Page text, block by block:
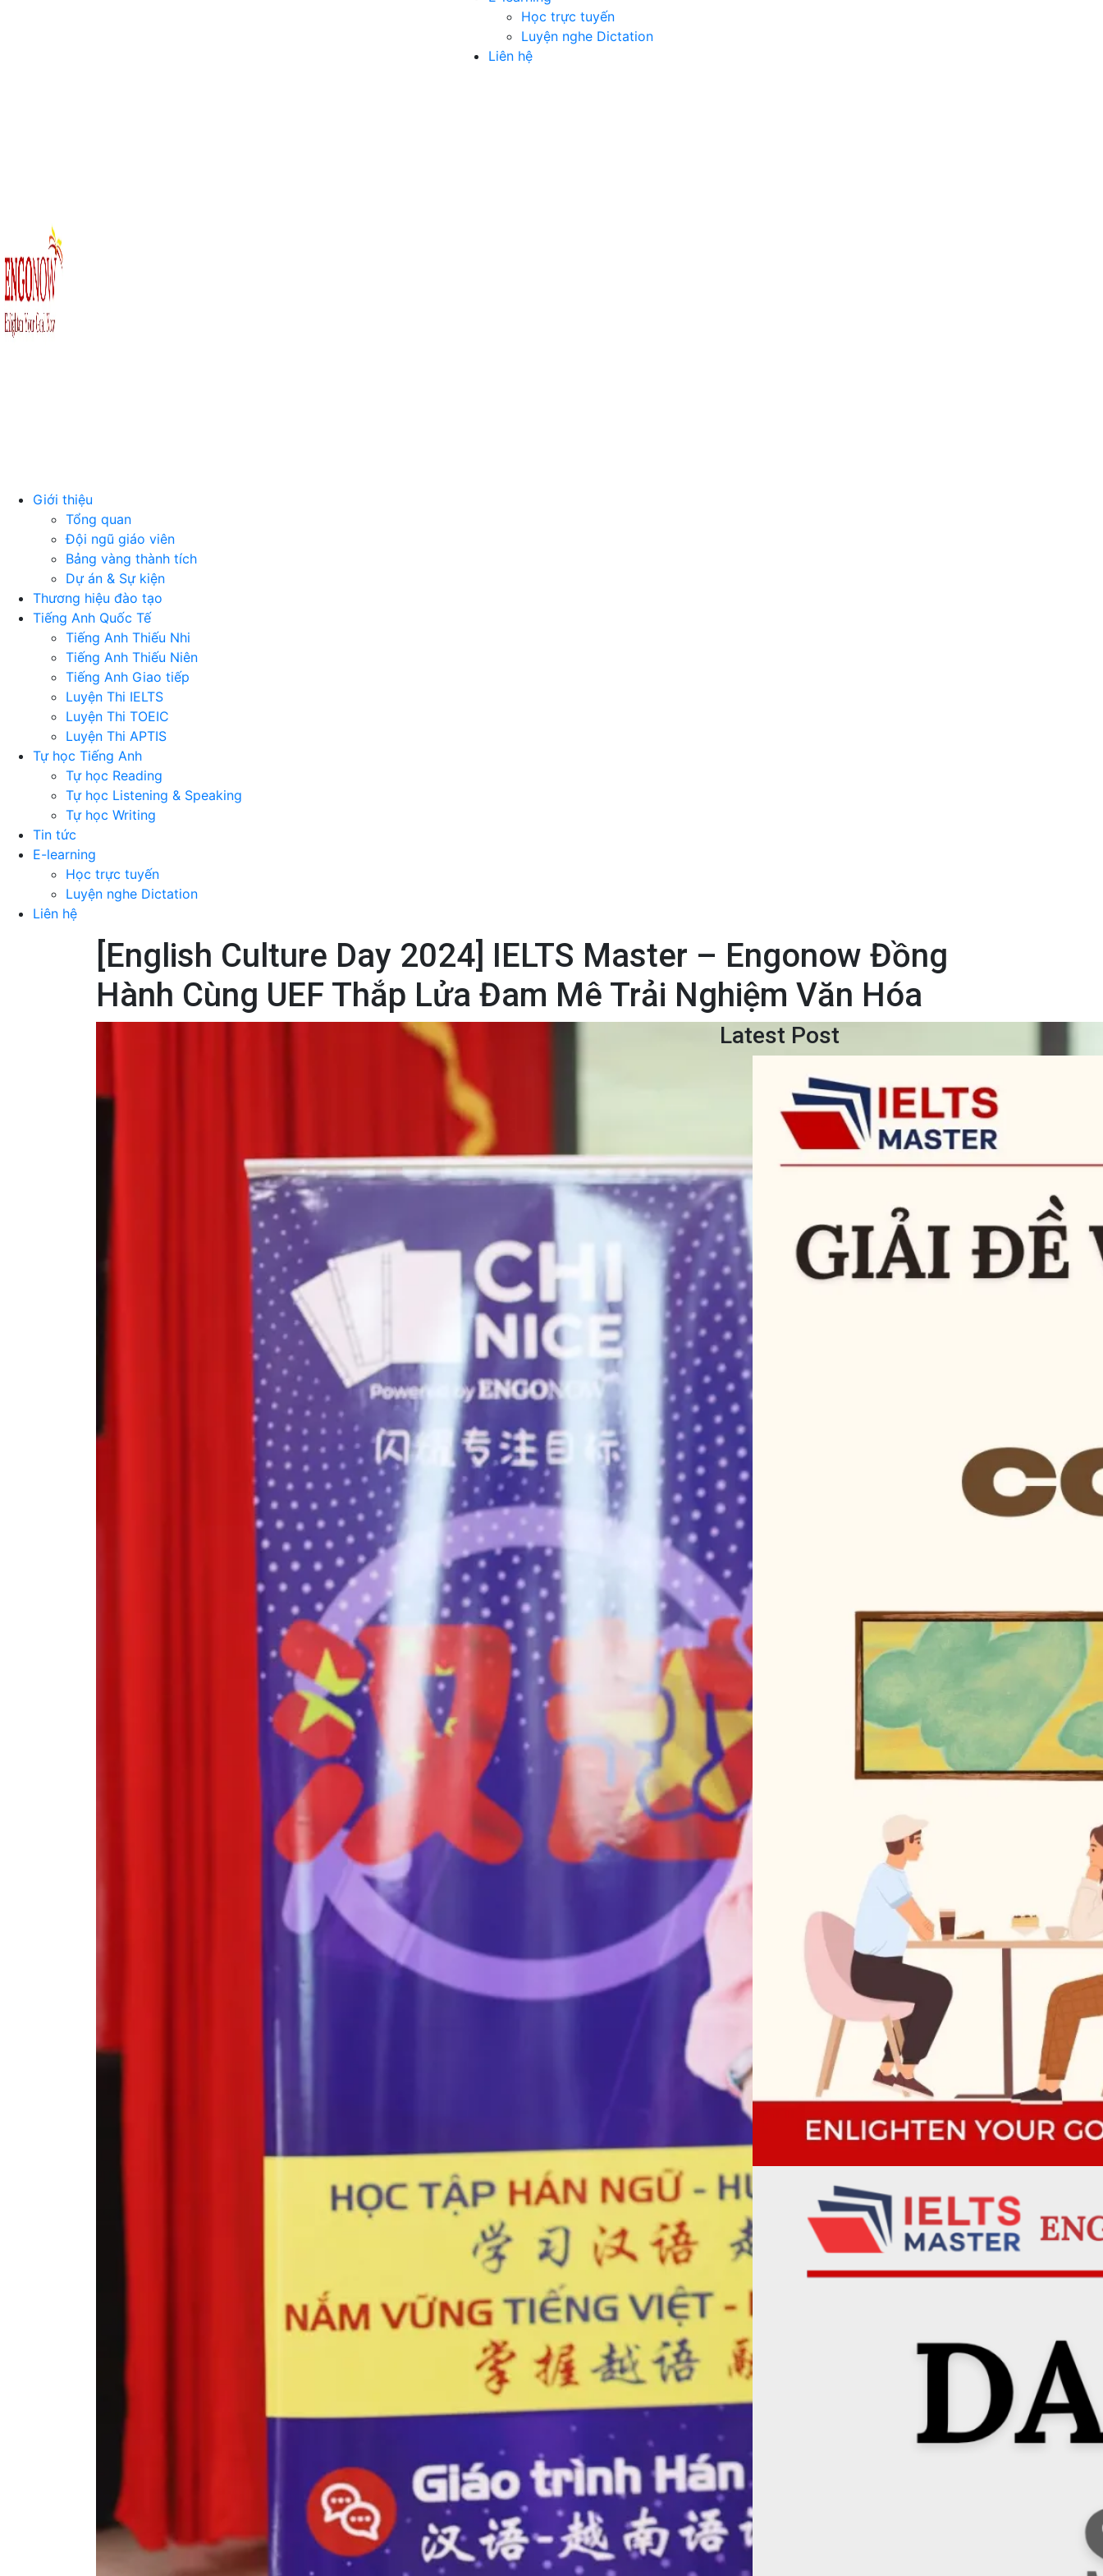
Học trực tuyến
Luyện nghe Dictation
Liên hệ
Giới thiệu
Tổng quan
Đội ngũ giáo viên
Bảng vàng thành tích
Dự án & Sự kiện
Thương hiệu đào tạo
Tiếng Anh Quốc Tế
Tiếng Anh Thiếu Nhi
Tiếng Anh Thiếu Niên
Tiếng Anh Giao tiếp
Luyện Thi IELTS
Luyện Thi TOEIC
Luyện Thi APTIS
Tự học Tiếng Anh
Tự học Reading
Tự học Listening & Speaking
Tự học Writing
Tin tức
E-learning
Học trực tuyến
Luyện nghe Dictation
Liên hệ
[English Culture Day 2024] IELTS Master – Engonow Đồng
Hành Cùng UEF Thắp Lửa Đam Mê Trải Nghiệm Văn Hóa
Latest Post